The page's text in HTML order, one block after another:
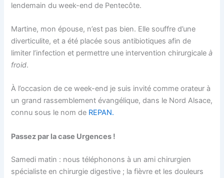
lendemain du week-end de Pentecôte.
Martine, mon épouse, n’est pas bien. Elle souffre d’une
diverticulite, et a été placée sous antibiotiques afin de
limiter l’infection et permettre une intervention chirurgicaleà
froid.
À l’occasion de ce week-end je suis invité comme orateur à
un grand rassemblement évangélique, dans le Nord Alsace,
connu sous le nom de REPAN.
Passez par la case Urgences !
Samedi matin : nous téléphonons à un ami chirurgien
spécialiste en chirurgie digestive ; la fièvre et les douleurs